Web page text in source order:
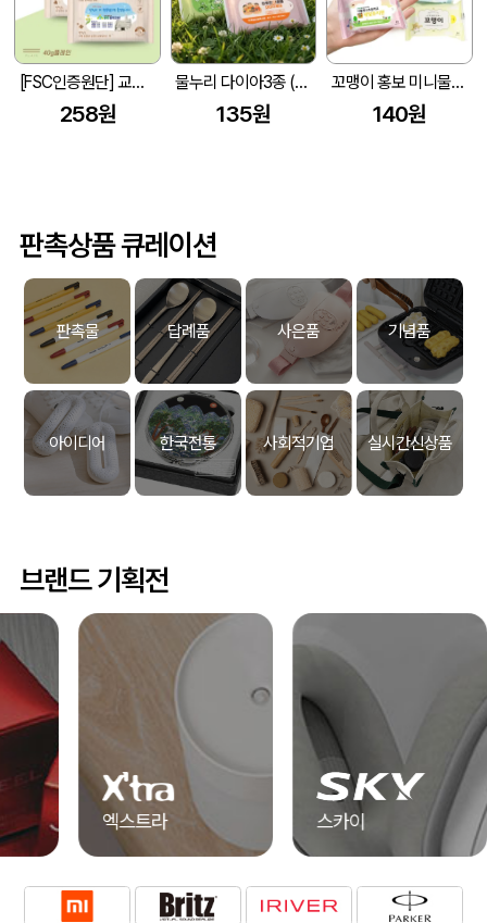
[FSC인증원단] 교회전도 3종 생분해 물티슈 (10매/15매/20매)
258원
물누리 다이아3종 (무광) 물티슈 10매/15매/20매
135원
꼬맹이 홍보 미니물티슈 10매
140원
판촉상품 큐레이션
판촉물 답례품 사은품 기념품
아이디어 한국전통 사회적기업 실시간신상품
브랜드 기획전
알리오 송월타올